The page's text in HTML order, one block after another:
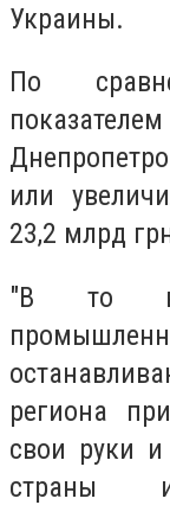
Украины.
По
или
23,2 млрд
"В то
региона
свои руки
страны